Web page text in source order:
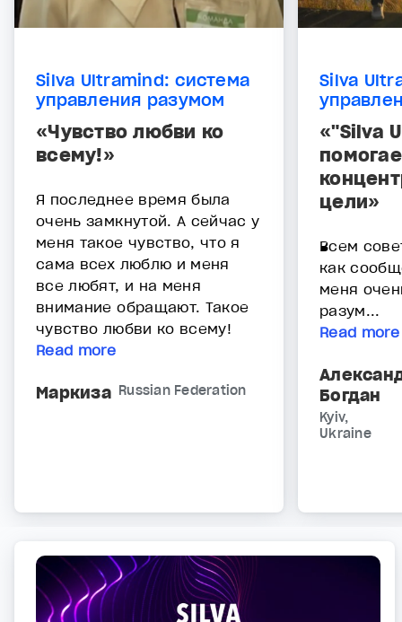
Silva Ultramind: система
управления разумом
«Чувство любви ко
всему!»
Я последнее время была
очень замкнутой. А сейчас у
меня такое чувство, что я
сама всех люблю и меня
все любят, и на меня
внимание обращают. Такое
чувство любви ко всему!
Read more
Маркиза Russian Federation
Silva
«"Silva
цели»
Всем
как
меня
разум...
Read more
Богдан
Kyiv,
Ukraine